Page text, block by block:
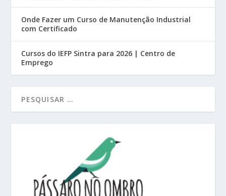
Onde Fazer um Curso de Manutenção Industrial
com Certificado
Cursos do IEFP Sintra para 2026 | Centro de
Emprego